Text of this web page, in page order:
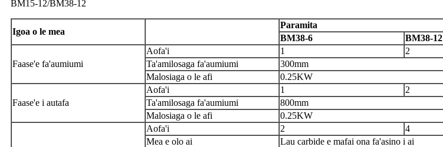
BM15-12/BM38-12
Igoa o le mea
Paramita
BM38-6
BM38-12
Faase'e fa'aumiumi
Aofa'i 1 2
Ta'amilosaga fa'aumiumi
300mm
Malosiaga o le afi
0.25KW
Faase'e i autafa
Aofa'i 1 2
Ta'amilosaga fa'aumiumi
800mm
Malosiaga o le afi
0.25KW
Aofa'i 2 4
Mea e olo ai
Lau carbide e mafai ona fa'asino i ai